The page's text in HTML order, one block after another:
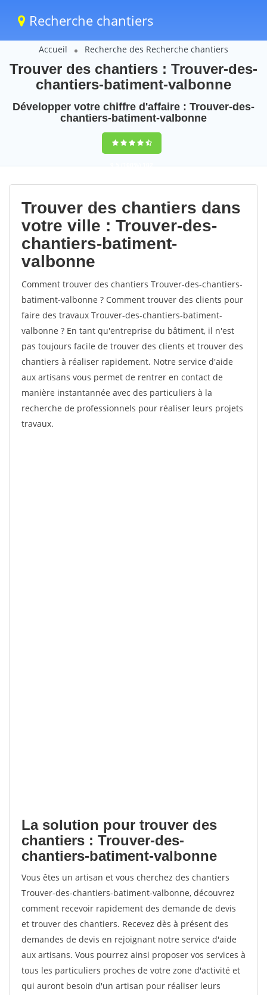
Recherche chantiers
Accueil Recherche des Recherche chantiers
Trouver des chantiers : Trouver-des-
chantiers-batiment-valbonne
Développer votre chiffre d'affaire : Trouver-des-
chantiers-batiment-valbonne
9,5(100%)102
votes
Trouver des chantiers dans
votre ville : Trouver-des-
chantiers-batiment-
valbonne
Comment trouver des chantiers Trouver-des-chantiers-
batiment-valbonne ? Comment trouver des clients pour
faire des travaux Trouver-des-chantiers-batiment-
valbonne ? En tant qu'entreprise du bâtiment, il n'est
pas toujours facile de trouver des clients et trouver des
chantiers à réaliser rapidement. Notre service d'aide
aux artisans vous permet de rentrer en contact de
manière instantannée avec des particuliers à la
recherche de professionnels pour réaliser leurs projets
travaux.
La solution pour trouver des
chantiers : Trouver-des-
chantiers-batiment-valbonne
Vous êtes un artisan et vous cherchez des chantiers
Trouver-des-chantiers-batiment-valbonne, découvrez
comment recevoir rapidement des demande de devis
et trouver des chantiers. Recevez dès à présent des
demandes de devis en rejoignant notre service d'aide
aux artisans. Vous pourrez ainsi proposer vos services à
tous les particuliers proches de votre zone d'activité et
qui auront besoin d'un artisan pour réaliser leurs